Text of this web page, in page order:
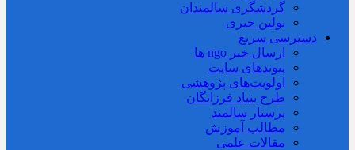
گردشگری سالمندان
بولتن خبری
دسترسی سریع
ارسال خبر ngo ها
پیوندهای سایت
اولویت‌های پژوهشی
طرح بنیاد فرزانگان
پرستار سالمند
مطالب آموزش
مقالات علمی